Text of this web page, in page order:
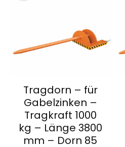
Tragdorn – für
Gabelzinken –
Tragkraft 1000
kg – Länge 3800
mm – Dorn 85